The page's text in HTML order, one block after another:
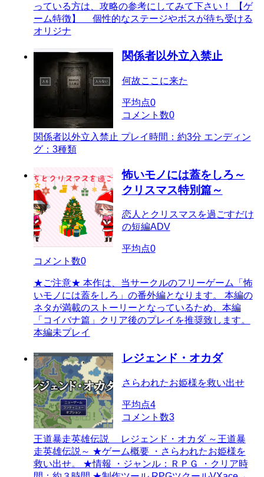
っている方は、攻略の参考にしてみて下さい！ 【ゲ
ーム特徴】 個性的なステージやボスが待ち受ける
オリジナ
関係者以外立入禁止
何故ここに来た
平均点0
コメント数0
関係者以外立入禁止 プレイ時間：約3分 エンディン
グ：3種類
怖いモノには蓋をしろ～
クリスマス特別篇～
恋人とクリスマスを過ごすだけ
の短編ADV
平均点0
コメント数0
★ご注意★ 本作は、当サークルのフリーゲーム「怖
いモノには蓋をしろ」の番外編となります。 本編の
ネタが満載のストーリーとなっているため、本編
「コイバナ篇」クリア後のプレイを推奨致します。
本編未プレイ
レジェンド・オカダ
さらわれたお姫様を救い出せ
平均点4
コメント数3
王道暴走英雄伝説 レジェンド・オカダ ～王道暴
走英雄伝説～ ★ゲーム概要 ・さらわれたお姫様を
救い出せ。 ★情報 ・ジャンル：ＲＰＧ ・クリア時